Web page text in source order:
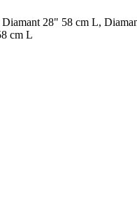
28" 58 cm L,
cm L